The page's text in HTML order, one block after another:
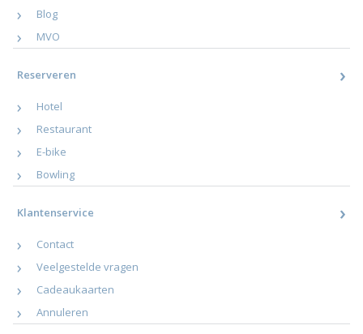
Blog
MVO
Reserveren
Hotel
Restaurant
E-bike
Bowling
Klantenservice
Contact
Veelgestelde vragen
Cadeaukaarten
Annuleren